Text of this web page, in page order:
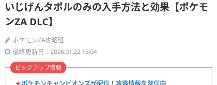
いじげんタポルのみの入手方法と効果【ポケモ
ンZA DLC】
ポケモンZA攻略班
最終更新日：2026.01.22 13:04
★ポケモンチャンピオンズが配信！攻略情報を発信中
ピックアップ情報